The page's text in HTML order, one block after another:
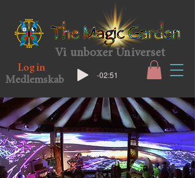
Vi unboxer Universet
Log in
Medlemskab
-02:51